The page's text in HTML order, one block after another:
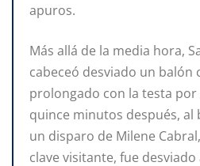
apuros.
Más allá de la media hora,
cabeceó desviado un balón
prolongado con la testa por
quince minutos después, al
un disparo de Milene
clave visitante, fue